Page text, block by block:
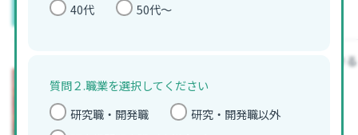
【科学の秋】紅葉はなぜ起き
中高生
40代
50代～
質問２.職業を選択してください
研究職・開発職
研究・開発職以外